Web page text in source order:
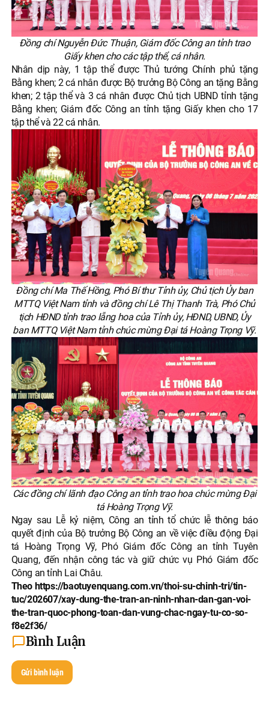
Đồng chí Nguyễn Đức Thuận, Giám đốc Công an tỉnh trao
Giấy khen cho các tập thể, cá nhân.
Nhân dịp này, 1 tập thể được Thủ tướng Chính phủ tặng
Bằng khen; 2 cá nhân được Bộ trưởng Bộ Công an tặng Bằng
khen; 2 tập thể và 3 cá nhân được Chủ tịch UBND tỉnh tặng
Bằng khen; Giám đốc Công an tỉnh tặng Giấy khen cho 17
tập thể và 22 cá nhân.
Đồng chí Ma Thế Hồng, Phó Bí thư Tỉnh ủy, Chủ tịch Ủy ban
MTTQ Việt Nam tỉnh và đồng chí Lê Thị Thanh Trà, Phó Chủ
tịch HĐND tỉnh trao lẵng hoa của Tỉnh ủy, HĐND, UBND, Ủy
ban MTTQ Việt Nam tỉnh chúc mừng Đại tá Hoàng Trọng Vỹ.
Các đồng chí lãnh đạo Công an tỉnh trao hoa chúc mừng Đại
tá Hoàng Trọng Vỹ.
Ngay sau Lễ kỷ niệm, Công an tỉnh tổ chức lễ thông báo
quyết định của Bộ trưởng Bộ Công an về việc điều động Đại
tá Hoàng Trọng Vỹ, Phó Giám đốc Công an tỉnh Tuyên
Quang, đến nhận công tác và giữ chức vụ Phó Giám đốc
Công an tỉnh Lai Châu.
Theo https://baotuyenquang.com.vn/thoi-su-chinh-tri/tin-
tuc/202607/xay-dung-the-tran-an-ninh-nhan-dan-gan-voi-
the-tran-quoc-phong-toan-dan-vung-chac-ngay-tu-co-so-
f8e2f36/
Bình Luận
Gửi bình luận